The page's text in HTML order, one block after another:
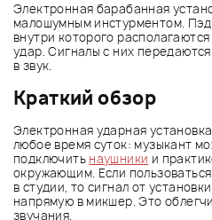
Электронная барабанная
малошумным инстурментом.
внутри которого
удар. Сигналы с них
в звук.
Краткий обзор
Электронная ударная
любое время суток: музыкант
подключить наушники и
окружающим. Если
в студии, то сигнал от
напрямую в микшер. Это
звучания.